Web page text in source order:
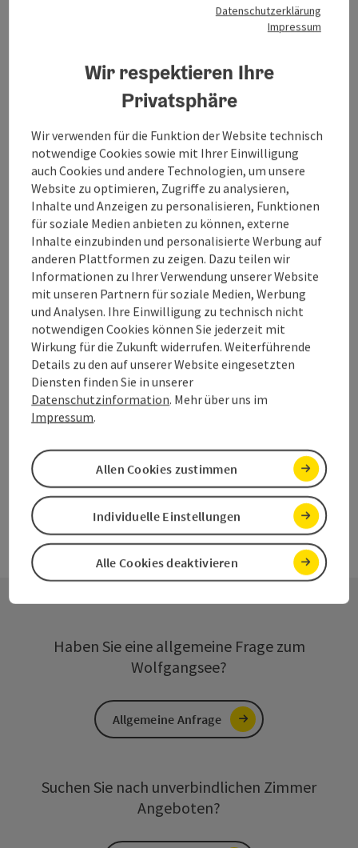
Eignung
Kontakt
Zustimmungserklärung
Beitrag merken
zum Merkzettel
PDF erstellen
Beitrag drucken
In der Nähe
Haben Sie eine allgemeine Frage zum
Wolfgangsee?
Allgemeine Anfrage
Suchen Sie nach unverbindlichen Zimmer
Angeboten?
Datenschutzerklärung
Impressum
Wir respektieren Ihre
Privatsphäre
Wir verwenden für die Funktion der Website technisch
notwendige Cookies sowie mit Ihrer Einwilligung
auch Cookies und andere Technologien, um unsere
Website zu optimieren, Zugriffe zu analysieren,
Inhalte und Anzeigen zu personalisieren, Funktionen
für soziale Medien anbieten zu können, externe
Inhalte einzubinden und personalisierte Werbung auf
anderen Plattformen zu zeigen. Dazu teilen wir
Informationen zu Ihrer Verwendung unserer Website
mit unseren Partnern für soziale Medien, Werbung
und Analysen. Ihre Einwilligung zu technisch nicht
notwendigen Cookies können Sie jederzeit mit
Wirkung für die Zukunft widerrufen. Weiterführende
Details zu den auf unserer Website eingesetzten
Diensten finden Sie in unserer
Datenschutzinformation. Mehr über uns im
Impressum.
Alle Cookies deaktivieren
Individuelle Einstellungen
Allen Cookies zustimmen